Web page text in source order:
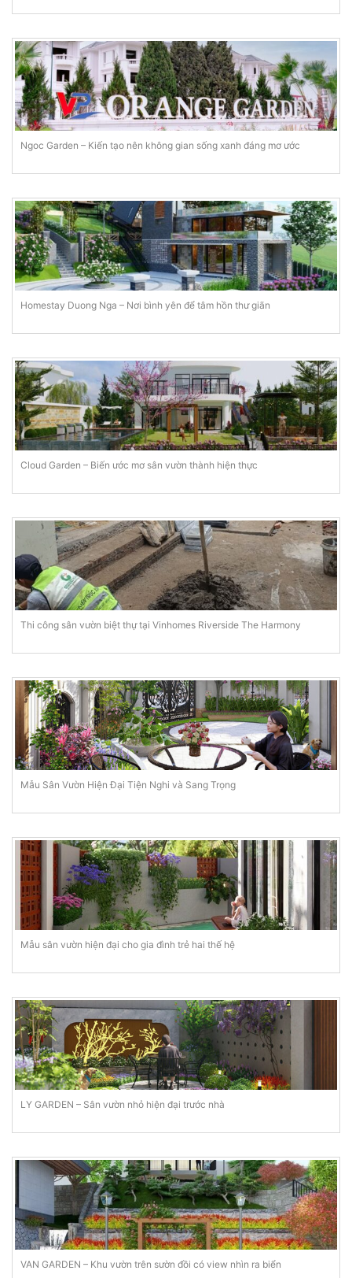
Ngoc Garden – Kiến tạo nên không gian sống xanh đáng mơ ước
Homestay Duong Nga – Nơi bình yên để tâm hồn thư giãn
Cloud Garden – Biến ước mơ sân vườn thành hiện thực
Thi công sân vườn biệt thự tại Vinhomes Riverside The Harmony
Mẫu Sân Vườn Hiện Đại Tiện Nghi và Sang Trọng
Mẫu sân vườn hiện đại cho gia đình trẻ hai thế hệ
LY GARDEN – Sân vườn nhỏ hiện đại trước nhà
VAN GARDEN – Khu vườn trên sườn đồi có view nhìn ra biển